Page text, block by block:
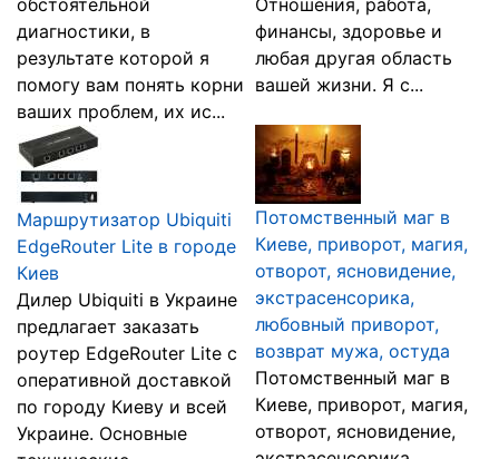
обстоятельной
диагностики, в
результате которой я
помогу вам понять корни
ваших проблем, их ис...
Отношения, работа,
финансы, здоровье и
любая другая область
вашей жизни. Я с...
Маршрутизатор Ubiquiti
EdgeRouter Lite в городе
Киев
Дилер Ubiquiti в Украине
предлагает заказать
роутер EdgeRouter Lite с
оперативной доставкой
по городу Киеву и всей
Украине. Основные
Потомственный маг в
Киеве, приворот, магия,
отворот, ясновидение,
экстрасенсорика,
любовный приворот,
возврат мужа, остуда
Потомственный маг в
Киеве, приворот, магия,
отворот, ясновидение,